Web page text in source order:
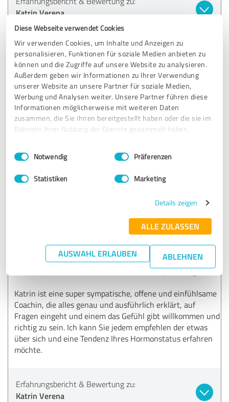
Diese Webseite verwendet Cookies
Wir verwenden Cookies, um Inhalte und Anzeigen zu
personalisieren, Funktionen für soziale Medien anbieten zu
können und die Zugriffe auf unsere Website zu analysieren.
Außerdem geben wir Informationen zu Ihrer Verwendung
unserer Website an unsere Partner für soziale Medien,
Werbung und Analysen weiter. Unsere Partner führen diese
Informationen möglicherweise mit weiteren Daten
zusammen, die Sie ihnen bereitgestellt haben oder die sie im
Rahmen Ihrer Nutzung der Dienste gesammelt haben.
Impressum Datenschutzbestimmungen
Einwilligungsauswahl
Notwendig Präferenzen
Statistiken Marketing
Details zeigen
ALLE ZULASSEN
AUSWAHL ERLAUBEN ABLEHNEN
Katrin Verena
23.05.2025
5,00 von 5
SEHR GUT Empfehlung
Sehr gutes 1:1 Coaching, professionelles und
sympathisches Auftreten von Beginn an
Katrin Verena
SEHR GUT Empfehlung
Katrin ist eine super sympatische, offene und einfühlsame
Coachin, die alles genau und ausführlich erklärt, auf
Fragen eingeht und einem das Gefühl gibt willkommen und
richtig zu sein. Ich kann Sie jedem empfehlen der etwas
über sich und eine Tendenz Ihres Hormonstatus erfahren
möchte.
Erfahrungsbericht & Bewertung zu:
Katrin Verena